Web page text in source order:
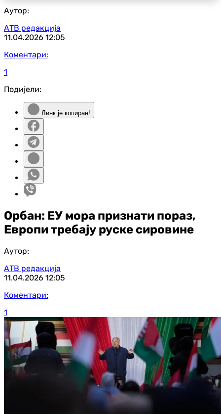
Аутор:
АТВ редакција
11.04.2026 12:05
Коментари:
1
Подијели:
Линк је копиран!
Орбан: ЕУ мора признати пораз,
Европи требају руске сировине
Аутор:
АТВ редакција
11.04.2026 12:05
Коментари:
1